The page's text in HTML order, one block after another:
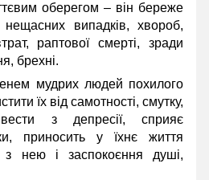
оберегом – він береже
випадків, хвороб,
раптової смерті, зради
брехні.
мудрих людей похилого
їх від самотності, смутку,
з депресії, сприяє
приносить у їхнє життя
нею і заспокоєння душі,